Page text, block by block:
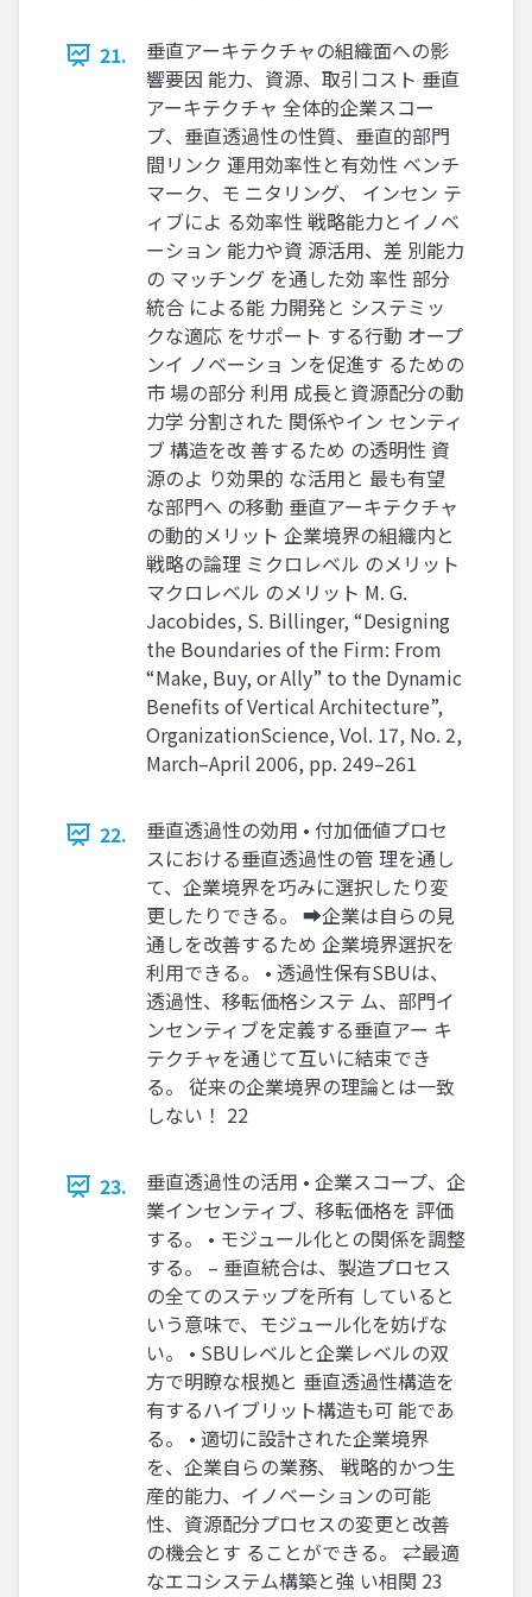
21.
垂直アーキテクチャの組織面への影
響要因 能力、資源、取引コスト 垂直
アーキテクチャ 全体的企業スコー
プ、垂直透過性の性質、垂直的部門
間リンク 運用効率性と有効性 ベンチ
マーク、モ ニタリング、 インセン テ
ィブによ る効率性 戦略能力とイノベ
ーション 能力や資 源活用、差 別能力
の マッチング を通した効 率性 部分
統合 による能 力開発と システミッ
クな適応 をサポート する行動 オープ
ンイ ノベーショ ンを促進す るための
市 場の部分 利用 成長と資源配分の動
力学 分割された 関係やイン センティ
ブ 構造を改 善するため の透明性 資
源のよ り効果的 な活用と 最も有望
な部門へ の移動 垂直アーキテクチャ
の動的メリット 企業境界の組織内と
戦略の論理 ミクロレベル のメリット
マクロレベル のメリット M. G.
Jacobides, S. Billinger, “Designing
the Boundaries of the Firm: From
“Make, Buy, or Ally” to the Dynamic
Benefits of Vertical Architecture”,
OrganizationScience, Vol. 17, No. 2,
March–April 2006, pp. 249–261
22.
垂直透過性の効用 • 付加価値プロセ
スにおける垂直透過性の管 理を通し
て、企業境界を巧みに選択したり変
更したりできる。 ➡企業は自らの見
通しを改善するため 企業境界選択を
利用できる。 • 透過性保有SBUは、
透過性、移転価格システ ム、部門イ
ンセンティブを定義する垂直アー キ
テクチャを通じて互いに結束でき
る。 従来の企業境界の理論とは一致
しない！ 22
23.
垂直透過性の活用 • 企業スコープ、企
業インセンティブ、移転価格を 評価
する。 • モジュール化との関係を調整
する。 – 垂直統合は、製造プロセス
の全てのステップを所有 していると
いう意味で、モジュール化を妨げな
い。 • SBUレベルと企業レベルの双
方で明瞭な根拠と 垂直透過性構造を
有するハイブリット構造も可 能であ
る。 • 適切に設計された企業境界
を、企業自らの業務、 戦略的かつ生
産的能力、イノベーションの可能
性、資源配分プロセスの変更と改善
の機会とす ることができる。 ⇄最適
なエコシステム構築と強 い相関 23